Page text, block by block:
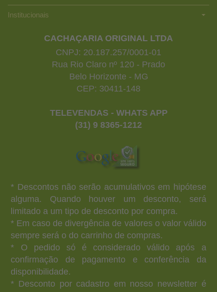
Institucionais
CACHAÇARIA ORIGINAL LTDA
CNPJ: 20.187.257/0001-01
Rua Rio Claro nº 120 - Prado
Belo Horizonte - MG
CEP: 30411-148
TELEVENDAS - WHATS APP
(31) 9 8365-1212
* Descontos não serão acumulativos em hipótese
alguma. Quando houver um desconto, será
limitado a um tipo de desconto por compra.
* Em caso de divergência de valores o valor válido
sempre será o do carrinho de compras.
* O pedido só é considerado válido após a
confirmação de pagamento e conferência da
disponibilidade.
* Desconto por cadastro em nosso newsletter é